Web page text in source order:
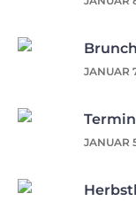
JANUAR
JANUAR